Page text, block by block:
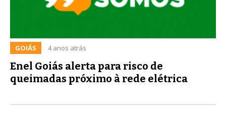
GOIÁS 4 anos atrás
Enel Goiás alerta para risco de
queimadas próximo à rede elétrica